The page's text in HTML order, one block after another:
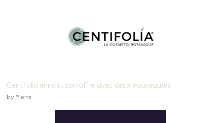
Centifolia enrichit son offre avec deux nouveautés
by Pierre